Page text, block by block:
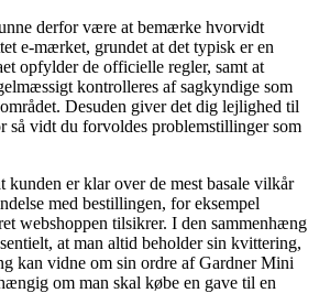
derfor være at bemærke hvorvidt
e-mærket, grundet at det typisk er en
opfylder de officielle regler, samt at
kontrolleres af sagkyndige som
Desuden giver det dig lejlighed til
så vidt du forvoldes problemstillinger som
kunden er klar over de mest basale vilkår
med bestillingen, for eksempel
webshoppen tilsikrer. I den sammenhæng
at man altid beholder sin kvittering,
kan vidne om sin ordre af Gardner Mini
om man skal købe en gave til en